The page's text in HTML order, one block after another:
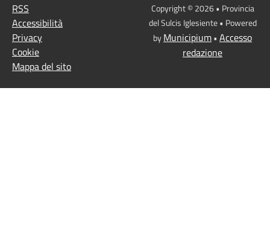
RSS
Accessibilità
Privacy
Cookie
Mappa del sito
Copyright © 2026 • Provincia
del Sulcis Iglesiente • Powered
byMunicipium• Accesso
redazione